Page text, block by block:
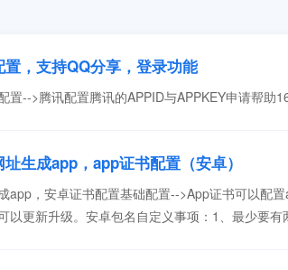
置，支持QQ分享，登录功能
置-->腾讯配置腾讯的APPID与APPKEY申请帮
址生成app，app证书配置（安卓）
app，安卓证书配置基础配置-->App证书可以配
以更新升级。安卓包名自定义事项：1、最少要